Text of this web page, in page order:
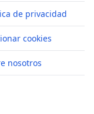
de privacidad
cookies
nosotros